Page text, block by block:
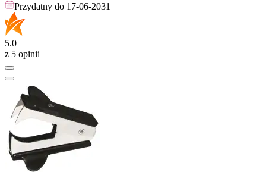
Przydatny do 17-06-2031
5.0
z 5 opinii